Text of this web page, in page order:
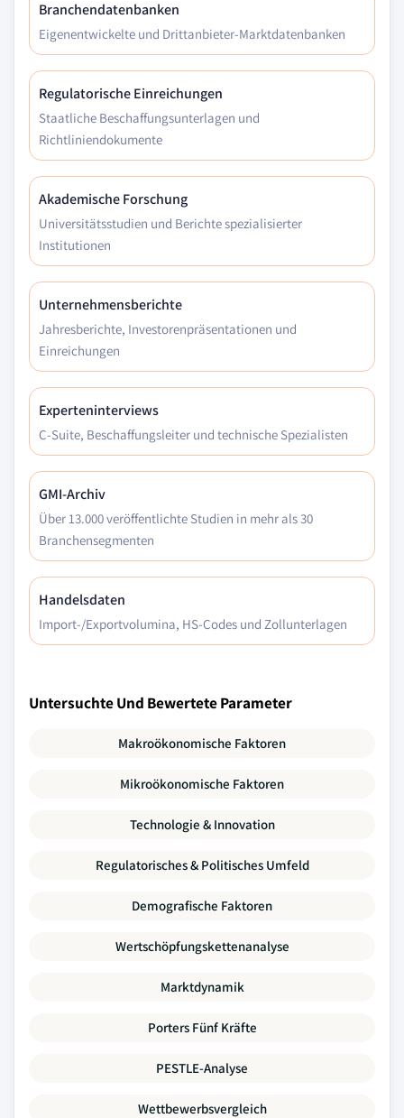
Branchendatenbanken
Eigenentwickelte und Drittanbieter-Marktdatenbanken
Regulatorische Einreichungen
Staatliche Beschaffungsunterlagen und
Richtliniendokumente
Akademische Forschung
Universitätsstudien und Berichte spezialisierter
Institutionen
Unternehmensberichte
Jahresberichte, Investorenpräsentationen und
Einreichungen
Experteninterviews
C-Suite, Beschaffungsleiter und technische Spezialisten
GMI-Archiv
Über 13.000 veröffentlichte Studien in mehr als 30
Branchensegmenten
Handelsdaten
Import-/Exportvolumina, HS-Codes und Zollunterlagen
Untersuchte Und Bewertete Parameter
Makroökonomische Faktoren
Mikroökonomische Faktoren
Technologie & Innovation
Regulatorisches & Politisches Umfeld
Demografische Faktoren
Wertschöpfungskettenanalyse
Marktdynamik
Porters Fünf Kräfte
PESTLE-Analyse
Wettbewerbsvergleich